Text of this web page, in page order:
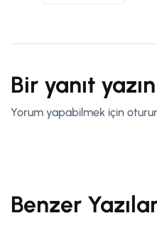
Bir yanıt yazın
Yorum yapabilmek için
Benzer